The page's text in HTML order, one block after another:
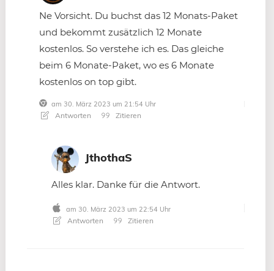
Ne Vorsicht. Du buchst das 12 Monats-Paket
und bekommt zusätzlich 12 Monate
kostenlos. So verstehe ich es. Das gleiche
beim 6 Monate-Paket, wo es 6 Monate
kostenlos on top gibt.
am 30. März 2023 um 21:54 Uhr
Antworten Zitieren
JthothaS
Alles klar. Danke für die Antwort.
am 30. März 2023 um 22:54 Uhr
Antworten Zitieren